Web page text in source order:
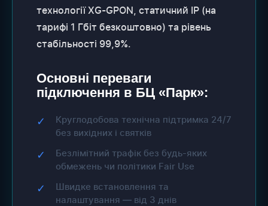
технології XG-GPON, статичний IP (на
тарифі 1 Гбіт безкоштовно) та рівень
стабільності 99,9%.
Основні переваги
підключення в БЦ «Парк»:
✓
Круглодобова технічна підтримка 24/7
без вихідних і святків
✓
Безлімітний трафік без будь-яких
обмежень чи політики Fair Use
✓
Швидке встановлення та
налаштування — від 3 днів